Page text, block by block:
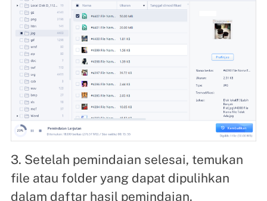
3. Setelah pemindaian selesai, temukan
file atau folder yang dapat dipulihkan
dalam daftar hasil pemindaian.